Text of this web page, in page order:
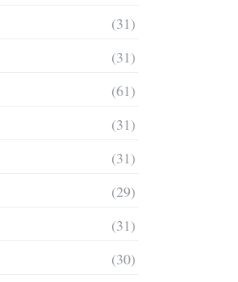
(31)
(31)
(61)
(31)
(31)
(29)
(31)
(30)